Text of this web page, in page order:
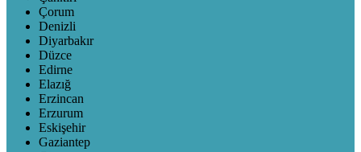
Çorum
Denizli
Diyarbakır
Düzce
Edirne
Elazığ
Erzincan
Erzurum
Eskişehir
Gaziantep